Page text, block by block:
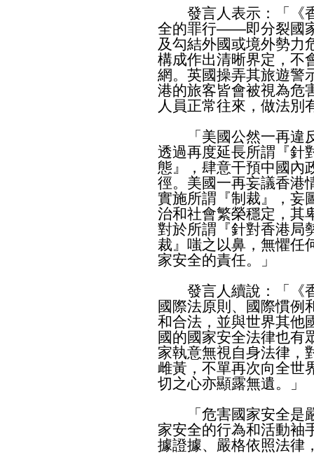
發言人表示：「《香
全的罪行——即分裂國
及勾結外國或境外勢力
構成作出清晰界定，不
網。英國操弄其旅遊警
港的旅客皆會被視為危
人員正常往來，做法別
「美國公然一再違反
透過再度延長所謂『針
態』，肆意干預中國內
徑。美國一再妄議香港
實施所謂『制裁』，妄
治和社會繁榮穩定，其
對於所謂『針對香港局
裁』嗤之以鼻，無懼任
家安全的責任。」
發言人續說：「《香
國際法原則、國際慣例
和合法，並與世界其他
國的國家安全法律也有
家執意無視自身法律，
雌黃，不單再次向全世
切之心亦顯露無遺。」
「危害國家安全是嚴
家安全的行為和活動袖
據證據、嚴格依照法律